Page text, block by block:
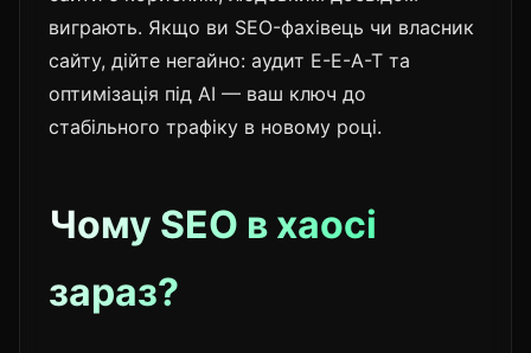
виграють. Якщо ви SEO-фахівець чи власник
сайту, дійте негайно: аудит E-E-A-T та
оптимізація під AI — ваш ключ до
стабільного трафіку в новому році.
Чому SEO в хаосі
зараз?